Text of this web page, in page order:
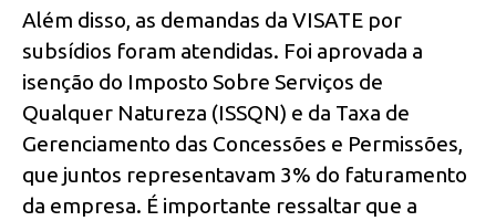
Além disso, as demandas da VISATE por
subsídios foram atendidas. Foi aprovada a
isenção do Imposto Sobre Serviços de
Qualquer Natureza (ISSQN) e da Taxa de
Gerenciamento das Concessões e Permissões,
que juntos representavam 3% do faturamento
da empresa. É importante ressaltar que a